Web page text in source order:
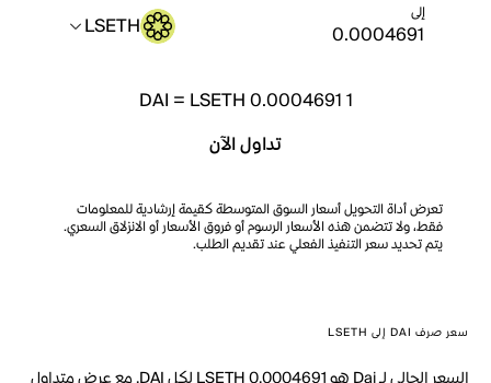
إلى LSETH
1
DAI = LSETH 0.0004691
تداول الآن
تعرض أداة التحويل أسعار السوق المتوسطة كقيمة إرشادية للمعلومات
فقط، ولا تتضمن هذه الأسعار الرسوم أو فروق الأسعار أو الانزلاق السعري.
يتم تحديد سعر التنفيذ الفعلي عند تقديم الطلب.
سعر صرف DAI إلى LSETH